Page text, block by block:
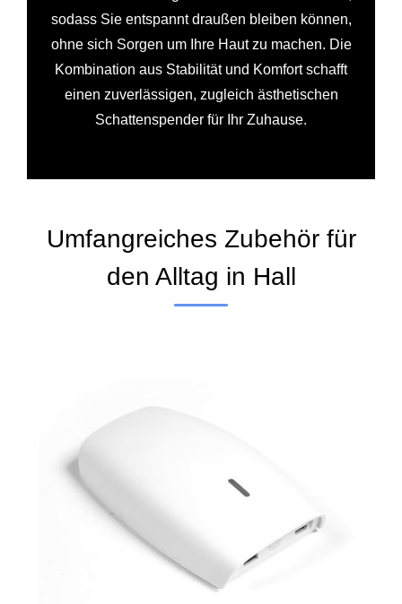
sodass Sie entspannt draußen bleiben können,
ohne sich Sorgen um Ihre Haut zu machen. Die
Kombination aus Stabilität und Komfort schafft
einen zuverlässigen, zugleich ästhetischen
Schattenspender für Ihr Zuhause.
Umfangreiches Zubehör für
den Alltag in Hall